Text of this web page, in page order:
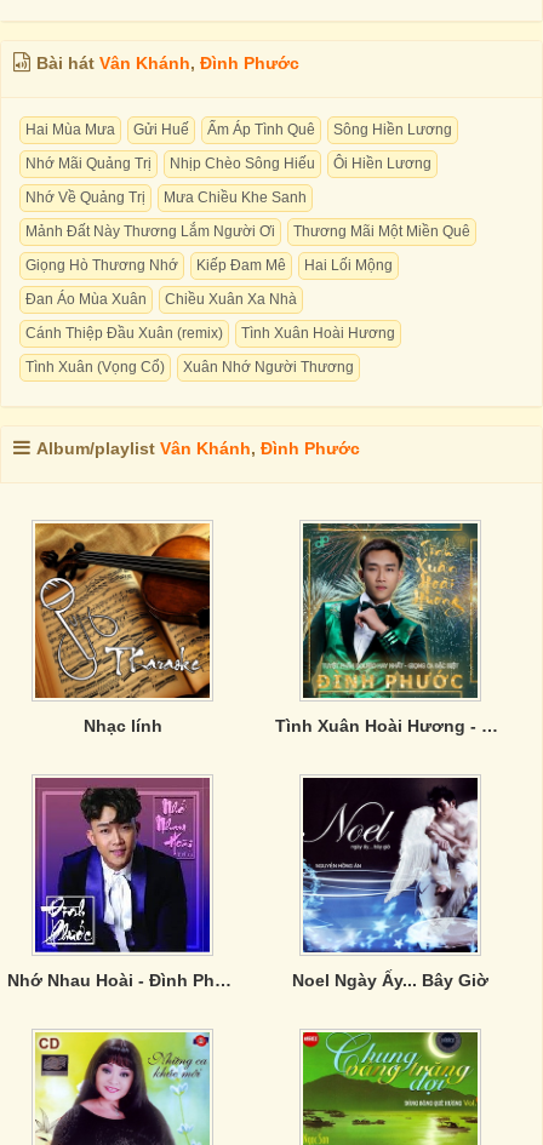
Bài hát Vân Khánh, Đình Phước
Hai Mùa Mưa Gửi Huế Ấm Áp Tình Quê
Sông Hiền Lương
Nhớ Mãi Quảng Trị
Nhịp Chèo Sông Hiếu
Ôi Hiền Lương
Nhớ Về Quảng Trị
Mưa Chiều Khe Sanh
Mảnh Đất Này Thương Lắm Người Ơi
Thương Mãi Một Miền Quê
Giọng Hò Thương Nhớ
Kiếp Đam Mê
Hai Lối Mộng
Đan Áo Mùa Xuân
Chiều Xuân Xa Nhà
Cánh Thiệp Đầu Xuân (remix)
Tình Xuân Hoài Hương
Tình Xuân (Vọng Cổ)
Xuân Nhớ Người Thương
Album/playlist Vân Khánh, Đình Phước
Nhạc lính Tình Xuân Hoài Hương - Đình Phước
Nhớ Nhau Hoài - Đình Phước Noel Ngày Ấy... Bây Giờ